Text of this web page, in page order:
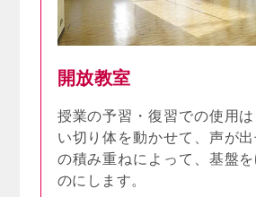
開放教室
授業の予習・復習での使用
い切り体を動かせて、声が
の積み重ねによって、基盤
のにします。